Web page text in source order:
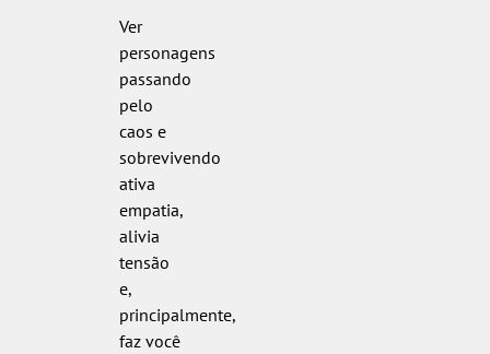
Ver
personagens
passando
pelo
caos e
sobrevivendo
ativa
empatia,
alivia
tensão
e,
principalmente,
faz você